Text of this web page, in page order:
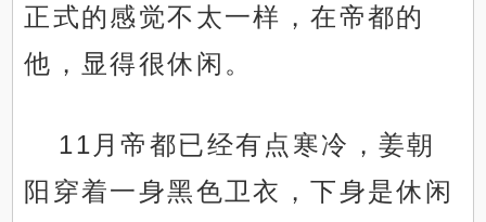
正式的感觉不太一样，在帝都的
他，显得很休闲。
11月帝都已经有点寒冷，姜朝
阳穿着一身黑色卫衣，下身是休闲